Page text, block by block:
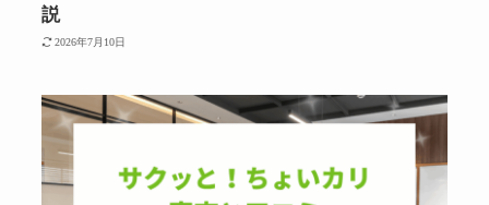
説
2026年7月10日